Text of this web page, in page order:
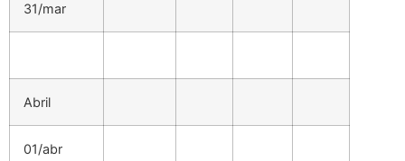
31/mar
Abril
01/abr